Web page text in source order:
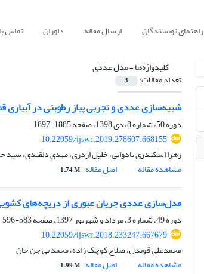
راهنمای نویسندگان ارسال مقاله داوران تماس
کلیدواژه‌ها =مدل عددی
تعداد مقالات: 3
شبیه‌سازی عددی و تجربی پیاز رطوبتی در
دوره 50، شماره 8، دی 1398، صفحه
1885-1897
10.22059/ijswr.2019.278607.668155
زهرا اسکندری تادوانی، خلیل اژدری، مهدی دلقندی،
مشاهده مقاله
اصل مقاله 1.74 M
مدل‌سازی عددی جریان عبوری از دریچه‌های
دوره 49، شماره 3، مرداد و شهریور 1397، صفحه
583-596
10.22059/ijswr.2018.233247.667679
محمدعلی قویدل، صلاح کوچک زاده، محمد بی جن خان
مشاهده مقاله
اصل مقاله 1.99 M